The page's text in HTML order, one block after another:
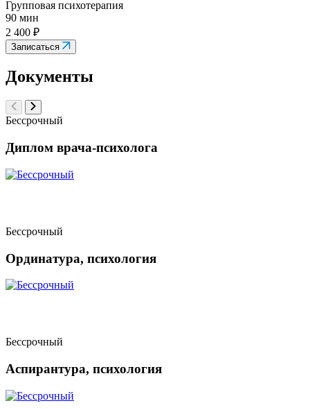
Групповая психотерапия
90 мин
2 400 ₽
Записаться
Документы
Бессрочный
Диплом врача-психолога
Бессрочный
Ординатура, психология
Бессрочный
Аспирантура, психология